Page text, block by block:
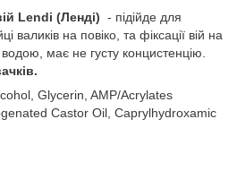
Lendi (Ленді) - підійде для
валиків на повіко, та фіксації вій на
має не густу концистенцію.
Glycerin, AMP/Acrylates
Castor Oil, Caprylhydroxamic